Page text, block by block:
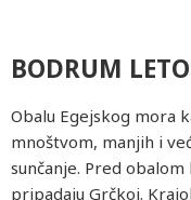
BODRUM
Obalu Egejskog mora
mnoštvom, manjih i
sunčanje. Pred
pripadaju Grčkoj.